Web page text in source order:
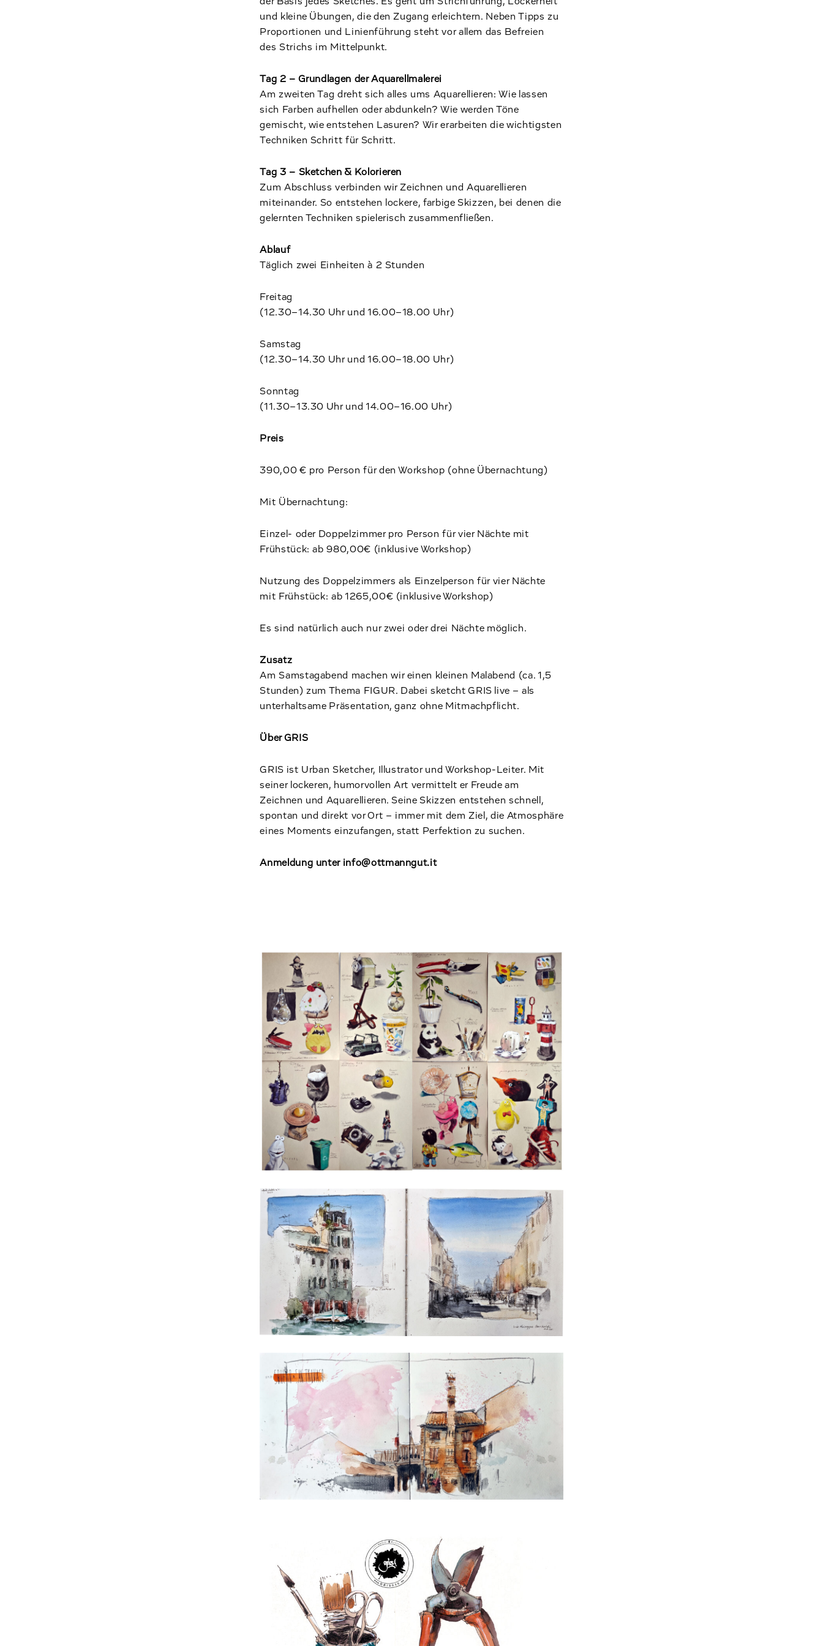
und kleine Übungen, die den Zugang erleichtern. Neben Tipps zu
Proportionen und Linienführung steht vor allem das Befreien
des Strichs im Mittelpunkt.
Tag 2 – Grundlagen der Aquarellmalerei
Am zweiten Tag dreht sich alles ums Aquarellieren: Wie lassen
sich Farben aufhellen oder abdunkeln? Wie werden Töne
gemischt, wie entstehen Lasuren? Wir erarbeiten die wichtigsten
Techniken Schritt für Schritt.
Tag 3 – Sketchen & Kolorieren
Zum Abschluss verbinden wir Zeichnen und Aquarellieren
miteinander. So entstehen lockere, farbige Skizzen, bei denen die
gelernten Techniken spielerisch zusammenfließen.
Ablauf
Täglich zwei Einheiten à 2 Stunden
Freitag
(12.30–14.30 Uhr und 16.00–18.00 Uhr)
Samstag
(12.30–14.30 Uhr und 16.00–18.00 Uhr)
Sonntag
(11.30–13.30 Uhr und 14.00–16.00 Uhr)
Preis
390,00 € pro Person für den Workshop (ohne Übernachtung)
Mit Übernachtung:
Einzel- oder Doppelzimmer pro Person für vier Nächte mit
Frühstück: ab 980,00€ (inklusive Workshop)
Nutzung des Doppelzimmers als Einzelperson für vier Nächte
mit Frühstück: ab 1265,00€ (inklusive Workshop)
Es sind natürlich auch nur zwei oder drei Nächte möglich.
Zusatz
Am Samstagabend machen wir einen kleinen Malabend (ca. 1,5
Stunden) zum Thema FIGUR. Dabei sketcht GRIS live – als
unterhaltsame Präsentation, ganz ohne Mitmachpflicht.
Über GRIS
GRIS ist Urban Sketcher, Illustrator und Workshop-Leiter. Mit
seiner lockeren, humorvollen Art vermittelt er Freude am
Zeichnen und Aquarellieren. Seine Skizzen entstehen schnell,
spontan und direkt vor Ort – immer mit dem Ziel, die Atmosphäre
eines Moments einzufangen, statt Perfektion zu suchen.
Anmeldung unter info@ottmanngut.it